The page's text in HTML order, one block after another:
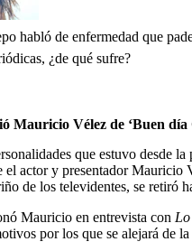
habló de enfermedad que
¿de qué sufre?
Mauricio Vélez de ‘Buen día
que estuvo desde
el actor y presentador Mauricio
de los televidentes, se retiró
Mauricio en entrevista con
por los que se alejará de